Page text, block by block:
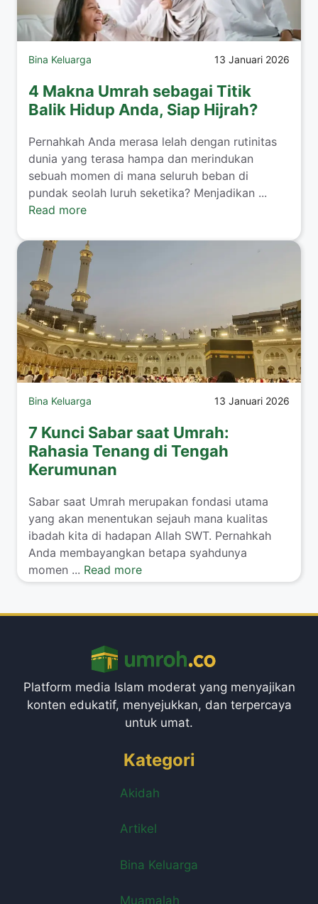
Bina Keluarga 13 Januari 2026
4 Makna Umrah sebagai Titik
Balik Hidup Anda, Siap Hijrah?
​Pernahkah Anda merasa lelah dengan rutinitas
dunia yang terasa hampa dan merindukan
sebuah momen di mana seluruh beban di
pundak seolah luruh seketika? Menjadikan ...
Read more
Bina Keluarga 13 Januari 2026
7 Kunci Sabar saat Umrah:
Rahasia Tenang di Tengah
Kerumunan
​Sabar saat Umrah merupakan fondasi utama
yang akan menentukan sejauh mana kualitas
ibadah kita di hadapan Allah SWT. Pernahkah
Anda membayangkan betapa syahdunya
momen ... Read more
Platform media Islam moderat yang menyajikan
konten edukatif, menyejukkan, dan terpercaya
untuk umat.
Kategori
Akidah
Artikel
Bina Keluarga
Muamalah